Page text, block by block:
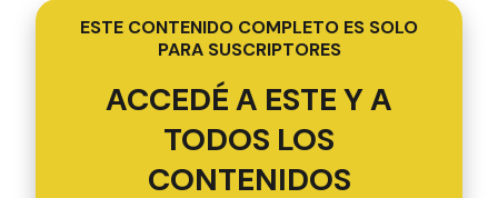
ESTE CONTENIDO COMPLETO ES SOLO
PARA SUSCRIPTORES
ACCEDÉ A ESTE Y A
TODOS LOS
CONTENIDOS